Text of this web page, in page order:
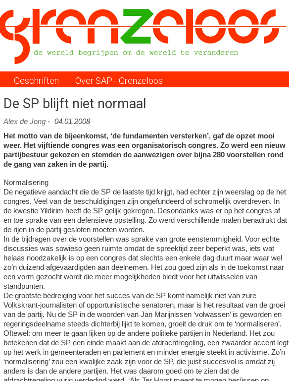
naar
inhoud
Geschriften Over SAP - Grenzeloos
De SP blijft niet normaal
Alex de Jong- 04.01.2008
Het motto van de bijeenkomst, ‘de fundamenten versterken’, gaf de opzet mooi
weer. Het vijftiende congres was een organisatorisch congres. Zo werd een nieuw
partijbestuur gekozen en stemden de aanwezigen over bijna 280 voorstellen rond
de gang van zaken in de partij.
Normalisering
De negatieve aandacht die de SP de laatste tijd krijgt, had echter zijn weerslag op de het
congres. Veel van de beschuldigingen zijn ongefundeerd of schromelijk overdreven. In
de kwestie Yildirim heeft de SP gelijk gekregen. Desondanks was er op het congres af
en toe sprake van een defensieve opstelling. Zo werd verschillende malen benadrukt dat
de rijen in de partij gesloten moeten worden.
In de bijdragen over de voorstellen was sprake van grote eenstemmigheid. Voor echte
discussies was sowieso geen ruimte omdat de spreektijd zeer beperkt was, iets wat
helaas noodzakelijk is op een congres dat slechts een enkele dag duurt maar waar wel
zo’n duizend afgevaardigden aan deelnemen. Het zou goed zijn als in de toekomst naar
een vorm gezocht wordt die meer mogelijkheden biedt voor het uitwisselen van
standpunten.
De grootste bedreiging voor het succes van de SP komt namelijk niet van zure
Volkskrant-journalisten of opportunistische senatoren, maar is het resultaat van de groei
van de partij. Nu de SP in de woorden van Jan Marijnissen ‘volwassen’ is geworden en
regeringsdeelname steeds dichterbij lijkt te komen, groeit de druk om te ‘normaliseren’.
Oftewel: om meer te gaan lijken op de andere politieke partijen in Nederland. Het zou
betekenen dat de SP een einde maakt aan de afdrachtregeling, een zwaarder accent legt
op het werk in gemeenteraden en parlement en minder energie steekt in activisme. Zo’n
‘normalisering’ zou een kwalijke zaak zijn voor de SP, die juist succesvol is omdat zij
anders is dan de andere partijen. Het was daarom goed om te zien dat de